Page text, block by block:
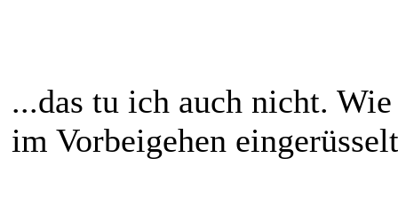
...das tu ich auch nicht.
im Vorbeigehen